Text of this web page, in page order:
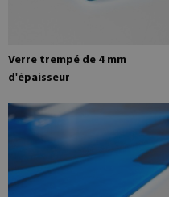
Verre trempé de 4 mm
d'épaisseur